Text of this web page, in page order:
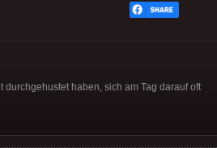
haben, sich am Tag darauf oft